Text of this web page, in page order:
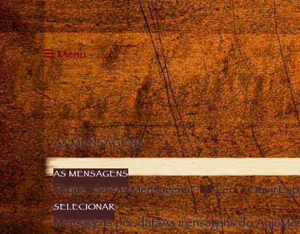
Menu
As MENSAGENS
AS MENSAGENS
O que são “as Mensagens”? Ler Ouvir
SELECIONAR
Mensagens por dataAs mensagens do Anjo